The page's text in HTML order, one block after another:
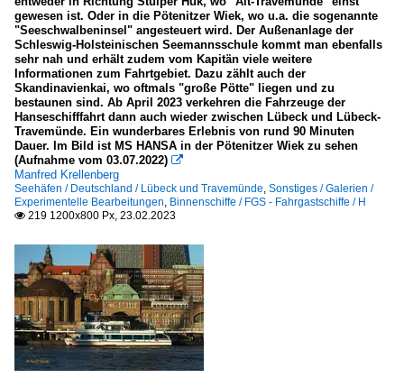
gewesen ist. Oder in die Pötenitzer Wiek, wo u.a. die sogenannte
"Seeschwalbeninsel" angesteuert wird. Der Außenanlage der
Schleswig-Holsteinischen Seemannsschule kommt man ebenfalls
sehr nah und erhält zudem vom Kapitän viele weitere
Informationen zum Fahrtgebiet. Dazu zählt auch der
Skandinavienkai, wo oftmals "große Pötte" liegen und zu
bestaunen sind. Ab April 2023 verkehren die Fahrzeuge der
Hanseschifffahrt dann auch wieder zwischen Lübeck und Lübeck-
Travemünde. Ein wunderbares Erlebnis von rund 90 Minuten
Dauer. Im Bild ist MS HANSA in der Pötenitzer Wiek zu sehen
(Aufnahme vom 03.07.2022) 
Manfred Krellenberg
Seehäfen / Deutschland / Lübeck und Travemünde, Sonstiges / Galerien /
Experimentelle Bearbeitungen, Binnenschiffe / FGS - Fahrgastschiffe / H
 219 1200x800 Px, 23.02.2023